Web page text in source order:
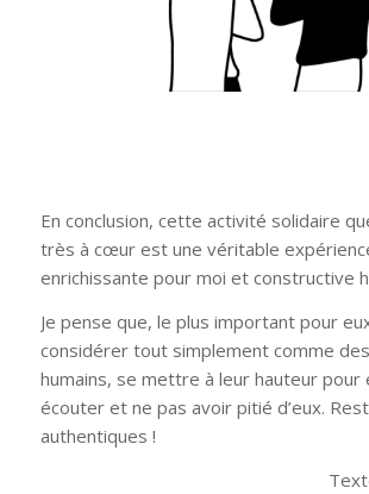
En conclusion, cette activité solidaire
très à cœur est une véritable
enrichissante pour moi et constructive
Je pense que, le plus important pour
considérer tout simplement comme
humains, se mettre à leur hauteur pour
écouter et ne pas avoir pitié d’eux.
authentiques !